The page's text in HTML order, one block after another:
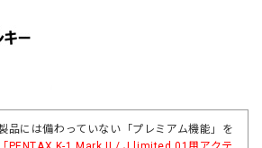
品には備わっていない「プレミアム機能」を